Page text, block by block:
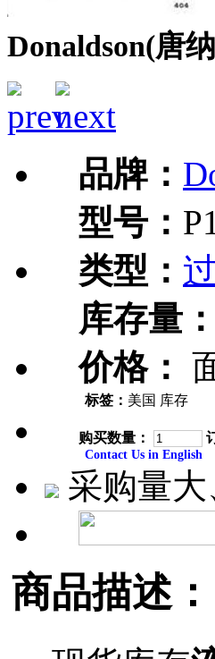
Donaldson(唐
品牌：
型号：
类型：
库存量：
价格：
标签： 美国 库存
购买数量：
Contact Us in English
采购量大
商品描述：